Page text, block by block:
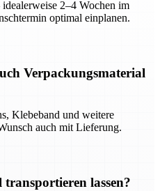
2–4 Wochen im
optimal einplanen.
Verpackungsmaterial
Klebeband und weitere
auch mit Lieferung.
lassen?